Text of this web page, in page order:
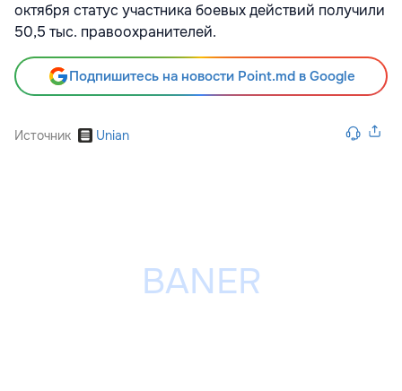
октября статус участника боевых действий получили
50,5 тыс. правоохранителей.
Подпишитесь на новости Point.md в Google
Источник Unian